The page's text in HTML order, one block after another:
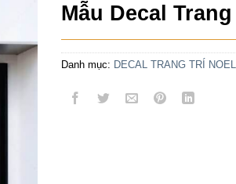
Mẫu Decal
Danh mục: DECAL TRANG TRÍ NOEL